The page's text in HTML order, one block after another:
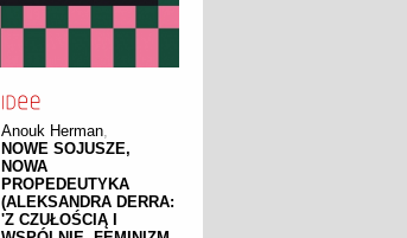
Anouk Herman
NOWE SOJUSZE,
NOWA
PROPEDEUTYKA
(ALEKSANDRA DERRA:
'Z CZUŁOŚCIĄ I